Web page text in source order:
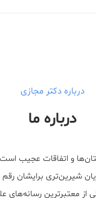
درباره دکتر مجازی
درباره ما
و اتفاقات عجیب
شیرین‌تری برایشان
از معتبر‌ترین رسانه‌های